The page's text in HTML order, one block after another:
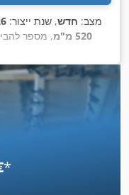
מצב: חדש, שנת ייצור:
520 מ"מ
, מספר
הרוטור:350 מ"מ , כוח:
12 חודשים,
פרסם*